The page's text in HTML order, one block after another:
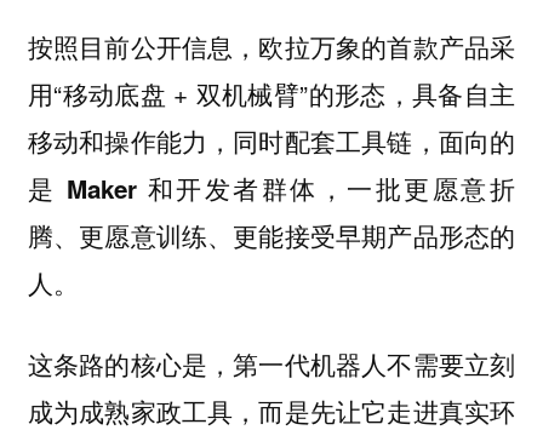
按照目前公开信息，欧拉万象的首款产品采
用“移动底盘 + 双机械臂”的形态，具备自主
移动和操作能力，同时配套工具链 ，面向的
是 Maker 和开发者群体，一批更愿意折
腾、更愿意训练、更能接受早期产品形态的
人。
这条路的核心是，第一代机器人不需要立刻
成为成熟家政工具，而是先让它走进真实环